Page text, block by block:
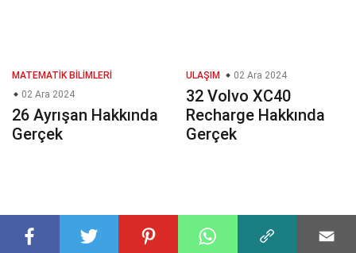
MATEMATIK BILIMLERI
02 Ara 2024
26 Ayrışan Hakkında
Gerçek
ULAŞIM 02 Ara 2024
32 Volvo XC40
Recharge Hakkında
Gerçek